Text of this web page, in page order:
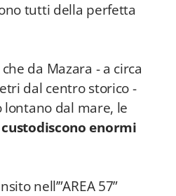
tutti della perfetta
da Mazara - a circa
dal centro storico -
dal mare, le
custodiscono enormi
nell’”AREA 57”